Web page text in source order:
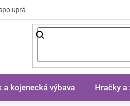
a kojenecká výbava Hračky a